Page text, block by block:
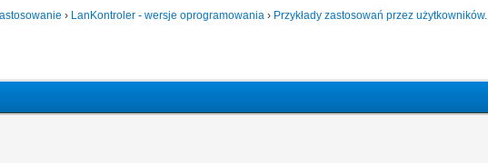
› LanKontroler - wersje oprogramowania › Przykłady zastosowań przez użytkowników.